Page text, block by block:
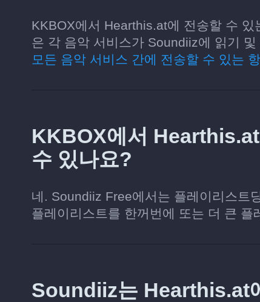
KKBOX에서 Hearthis.at에 전송할 수
은 각 음악 서비스가 Soundiiz에 읽기
모든 음악 서비스 간에 전송할 수 있는
KKBOX에서
수 있나요?
네. Soundiiz Free에서는 플레이리스트
플레이리스트를 한꺼번에 또는 더 큰
Soundiiz는 Hearthis.at